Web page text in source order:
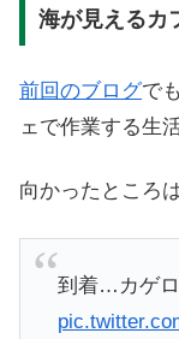
海が見えるカ
前回のブログで
ェで作業する生
向かったところ
到着…カゲ